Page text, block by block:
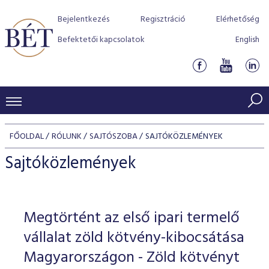
Bejelentkezés Regisztráció
Elérhetőség
Befektetői kapcsolatok
English
KERESKEDÉSI ADATOK
INDEXEK
Jelzáloglevél indexek
Vállalati kötvény indexek
Azonnali Piac
Származékos piac
BEFEKTETŐK
Részvény szekció
Hitelpapír szekció
BÉT szabályzatok
Befektetővédelem
Alkalmazott díjstruktúra
Elszámolás
Részvény és vállalati kötvény tőzsdei bevezetését
program
BÉT Xtend - Részvénypiac egyszerűen
TŐZSDETAGOK
Tőzsdetagok, üzletkötők
VENDOROK
FŐOLDAL RÓLUNK SAJTÓSZOBA SAJTÓKÖZLEMÉNYEK
Sajtóközlemények
Megtörtént az első ipari termelő
vállalat zöld kötvény-kibocsátása
Magyarországon - Zöld kötvényt